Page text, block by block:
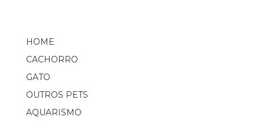
HOME
CACHORRO
GATO
OUTROS PETS
AQUARISMO